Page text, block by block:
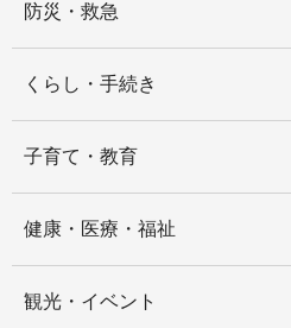
防災・救急
くらし・手続き
子育て・教育
健康・医療・福祉
観光・イベント